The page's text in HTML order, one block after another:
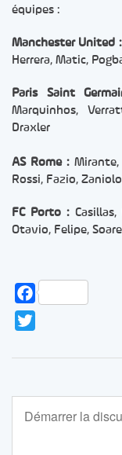
équipes :
Manchester United :
Herrera, Matic,
Paris Saint
Marquinhos,
Draxler
AS Rome : Mirante,
Rossi, Fazio,
FC Porto :
Otavio, Felipe,